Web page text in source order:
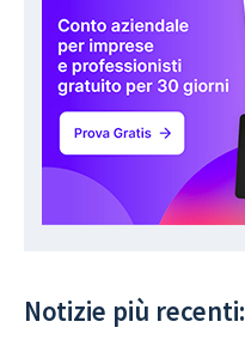
Notizie più recenti: